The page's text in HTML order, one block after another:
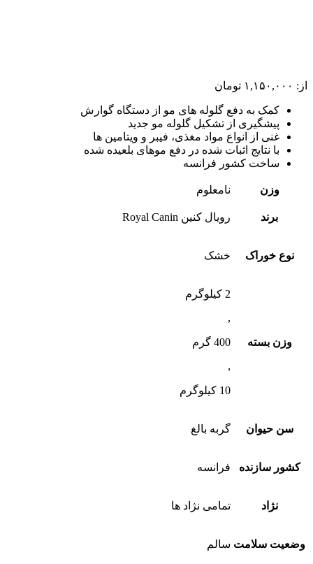
از: ۱,۱۵۰,۰۰۰ تومان
کمک به دفع گلوله های مو از دستگاه گوارش
پیشگیری از تشکیل گلوله مو جدید
غنی از انواع مواد مغذی، فیبر و ویتامین ها
با نتایج اثبات شده در دفع موهای بلعیده شده
ساخت کشور فرانسه
وزن نامعلوم
برند رویال کنین Royal Canin
نوع خوراک خشک
وزن بسته
2 کیلوگرم
,
400 گرم
,
10 کیلوگرم
سن حیوان گربه بالغ
کشور سازنده فرانسه
نژاد تمامی نژاد ها
وضعیت سلامت سالم